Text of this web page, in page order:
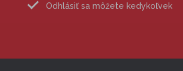
Odhlásiť sa môžete kedykoľvek